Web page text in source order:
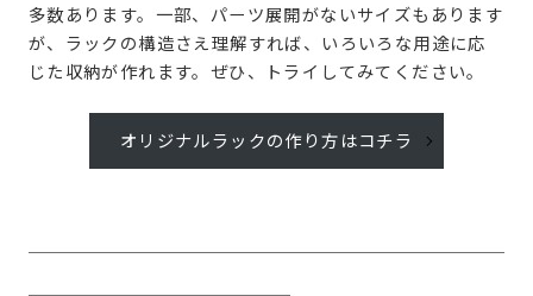
多数あります。一部、パーツ展開がないサイズもあります
が、ラックの構造さえ理解すれば、いろいろな用途に応
じた収納が作れます。ぜひ、トライしてみてください。
オリジナルラックの作り方はコチラ